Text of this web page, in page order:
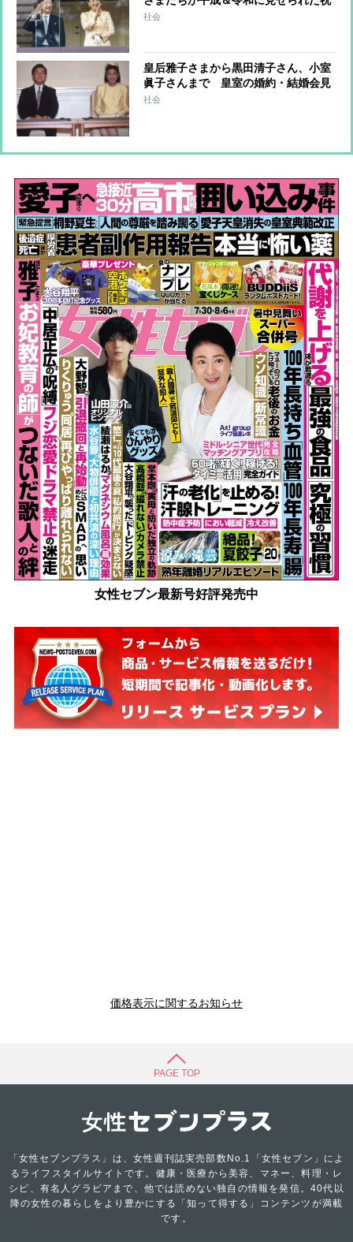
賀のドレス姿
社会
皇后雅子さまから黒田清子さん、小室
眞子さんまで 皇室の婚約・結婚会見
のファッションと秘話
社会
女性セブン最新号好評発売中
価格表示に関するお知らせ
PAGE TOP
「女性セブンプラス」は、女性週刊誌実売部数No.1「女性セブン」によ
るライフスタイルサイトです。健康・医療から美容、マネー、料理・レ
シピ、有名人グラビアまで、他では読めない独自の情報を発信。40代以
降の女性の暮らしをより豊かにする「知って得する」コンテンツが満載
です。